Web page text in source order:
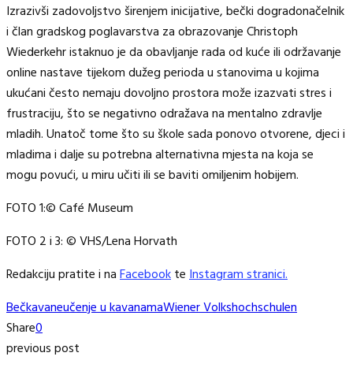
Izrazivši zadovoljstvo širenjem inicijative, bečki dogradonačelnik
i član gradskog poglavarstva za obrazovanje Christoph
Wiederkehr istaknuo je da obavljanje rada od kuće ili održavanje
online nastave tijekom dužeg perioda u stanovima u kojima
ukućani često nemaju dovoljno prostora može izazvati stres i
frustraciju, što se negativno odražava na mentalno zdravlje
mladih. Unatoč tome što su škole sada ponovo otvorene, djeci i
mladima i dalje su potrebna alternativna mjesta na koja se
mogu povući, u miru učiti ili se baviti omiljenim hobijem.
FOTO 1:© Café Museum
FOTO 2 i 3: © VHS/Lena Horvath
Redakciju pratite i naFacebookteInstagram stranici.
Bečkavaneučenje u kavanamaWiener Volkshochschulen
Share0
previous post